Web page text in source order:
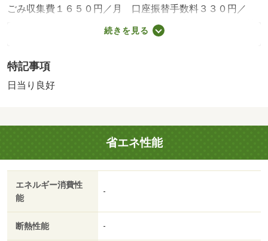
ごみ収集費１６５０円／月 口座振替手数料３３０円／
月 ハウスクリーニング代３．３万円／退去時／保証会社
利用必：初回：月額賃料等の５０％、更新時：２．２万円
イレ別／バルコニー／エアコン／ガスコンロ対応／クロゼ
ット／フローリング／シャワー付洗面台／ＴＶインターホ
ンロ／駐輪場／宅配ボックス／押入／即入居可／敷金不要
／全居室洋室／単身者相談／ネット使用料不要／築２年以
内／３駅以上利用可／駅徒歩１０分以内／敷地内ごみ置き
場／南西向き／全居室６畳以上／プロパンガス／礼金１ヶ
月／ＩＴ重説 対応物件／セブンイレブン 大津大萱３丁
目店（コンビニ）まで２６６ｍ／ファミリーマート 大津
局）まで４８０ｍ／滋賀銀行 瀬田駅前支店（銀行）まで
続きを見る
特記事項
日当り良好
省エネ性能
エネルギー消費性
能
-
断熱性能 -